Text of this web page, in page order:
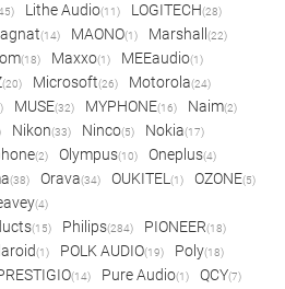
Lithe Audio(11) LOGITECH(28)
(14) MAONO(1) Marshall (22)
(18) Maxxo(1) MEEaudio(1)
(20) Microsoft(26) Motorola(24)
MUSE(32) MYPHONE(16) Naim(2)
Nikon(33) Ninco(5) Nokia(17)
(2) Olympus(10) Oneplus(4)
(38) Orava(34) OUKITEL (1) OZONE(5)
(4)
(15) Philips(284) PIONEER(18)
(1) POLK AUDIO(19) Poly(18)
(14) Pure Audio(1) QCY(7)